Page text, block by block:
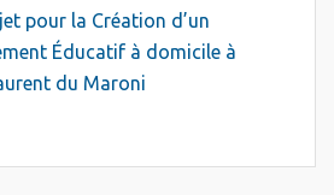
pour la Création d’un
Éducatif à domicile à
du Maroni